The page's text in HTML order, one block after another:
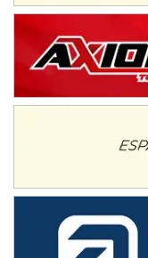
Juan Navarro (Asfalto)
El Timbó (Tucumán)